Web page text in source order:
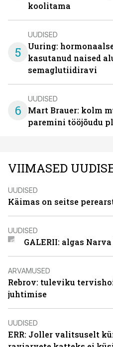
koolitama
5
UUDISED
Uuring:
kasutanud naised
semaglutiidiravi
6
UUDISED
Mart Brauer: kolm
paremini tööjõudu
VIIMASED
UUDISED
Käimas on seitse
UUDISED
GALERII: algas
ARVAMUSED
Rebrov: tuleviku
juhtimise
UUDISED
ERR: Joller valitsuselt